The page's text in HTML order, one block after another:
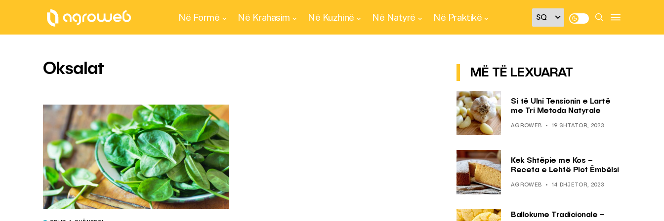
Në Formë Në Krahasim Në Kuzhinë Në Natyrë Në Praktikë
Oksalat MË TË LEXUARAT
Si të Ulni Tensionin e Lartë
me Tri Metoda Natyrale
AGROWEB 19 SHTATOR, 2023
Kek Shtëpie me Kos –
Receta e Lehtë Plot Ëmbëlsi
AGROWEB 14 DHJETOR, 2023
Ballokume Tradicionale –